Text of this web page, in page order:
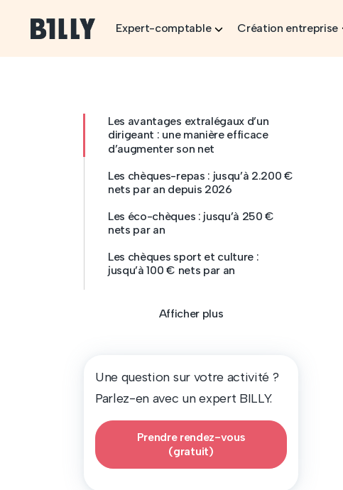
Expert-comptable
Création entreprise
Les avantages extralégaux d’un
dirigeant : une manière efficace
d’augmenter son net
Les chèques-repas : jusqu’à 2.200 €
nets par an depuis 2026
Les éco-chèques : jusqu’à 250 €
nets par an
Les chèques sport et culture :
jusqu’à 100 € nets par an
Afficher plus
Une question sur votre activité ?
Parlez-en avec un expert BILLY.
Prendre rendez-vous
(gratuit)